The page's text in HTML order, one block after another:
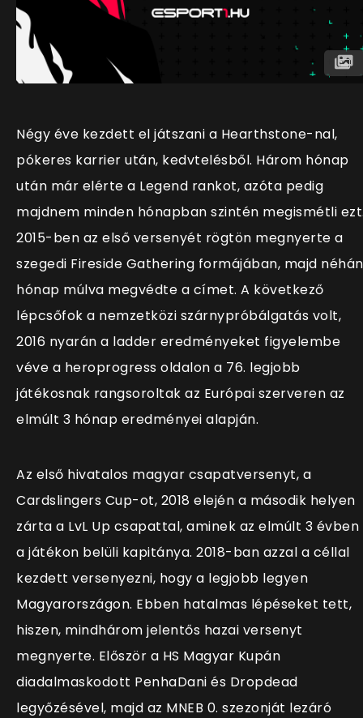
Négy éve kezdett el játszani a Hearthstone-nal,
pókeres karrier után, kedvtelésből. Három hónap
után már elérte a Legend rankot, azóta pedig
majdnem minden hónapban szintén megismétli
2015-ben az első versenyét rögtön megnyerte a
szegedi Fireside Gathering formájában, majd
hónap múlva megvédte a címet. A következő
lépcsőfok a nemzetközi szárnypróbálgatás volt,
2016 nyarán a ladder eredményeket figyelembe
véve a heroprogress oldalon a 76. legjobb
játékosnak rangsoroltak az Európai szerveren az
elmúlt 3 hónap eredményei alapján.
Az első hivatalos magyar csapatversenyt, a
Cardslingers Cup-ot, 2018 elején a második helyen
zárta a LvL Up csapattal, aminek az elmúlt 3 évben
a játékon belüli kapitánya. 2018-ban azzal a céllal
kezdett versenyezni, hogy a legjobb legyen
Magyarországon. Ebben hatalmas lépéseket tett,
hiszen, mindhárom jelentős hazai versenyt
megnyerte. Először a HS Magyar Kupán
diadalmaskodott PenhaDani és Dropdead
legyőzésével, majd az MNEB 0. szezonját lezáró